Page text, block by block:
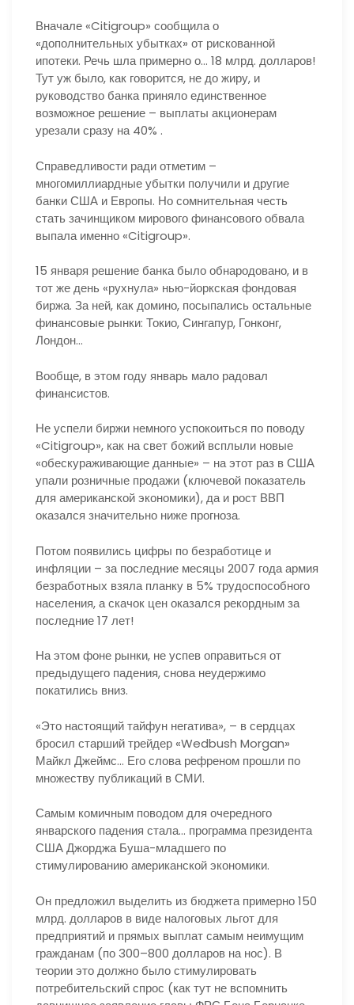
Вначале «Citigroup» сообщила о
«дополнительных убытках» от рискованной
ипотеки. Речь шла примерно о… 18 млрд. долларов!
Тут уж было, как говорится, не до жиру, и
руководство банка приняло единственное
возможное решение – выплаты акционерам
урезали сразу на 40% .
Справедливости ради отметим –
многомиллиардные убытки получили и другие
банки США и Европы. Но сомнительная честь
стать зачинщиком мирового финансового обвала
выпала именно «Citigroup».
15 января решение банка было обнародовано, и в
тот же день «рухнула» нью-йоркская фондовая
биржа. За ней, как домино, посыпались остальные
финансовые рынки: Токио, Сингапур, Гонконг,
Лондон…
Вообще, в этом году январь мало радовал
финансистов.
Не успели биржи немного успокоиться по поводу
«Citigroup», как на свет божий всплыли новые
«обескураживающие данные» – на этот раз в США
упали розничные продажи (ключевой показатель
для американской экономики), да и рост ВВП
оказался значительно ниже прогноза.
Потом появились цифры по безработице и
инфляции – за последние месяцы 2007 года армия
безработных взяла планку в 5% трудоспособного
населения, а скачок цен оказался рекордным за
последние 17 лет!
На этом фоне рынки, не успев оправиться от
предыдущего падения, снова неудержимо
покатились вниз.
«Это настоящий тайфун негатива», – в сердцах
бросил старший трейдер «Wedbush Morgan»
Майкл Джеймс… Его слова рефреном прошли по
множеству публикаций в СМИ.
Самым комичным поводом для очередного
январского падения стала… программа президента
США Джорджа Буша-младшего по
стимулированию американской экономики.
Он предложил выделить из бюджета примерно 150
млрд. долларов в виде налоговых льгот для
предприятий и прямых выплат самым неимущим
гражданам (по 300–800 долларов на нос). В
теории это должно было стимулировать
потребительский спрос (как тут не вспомнить